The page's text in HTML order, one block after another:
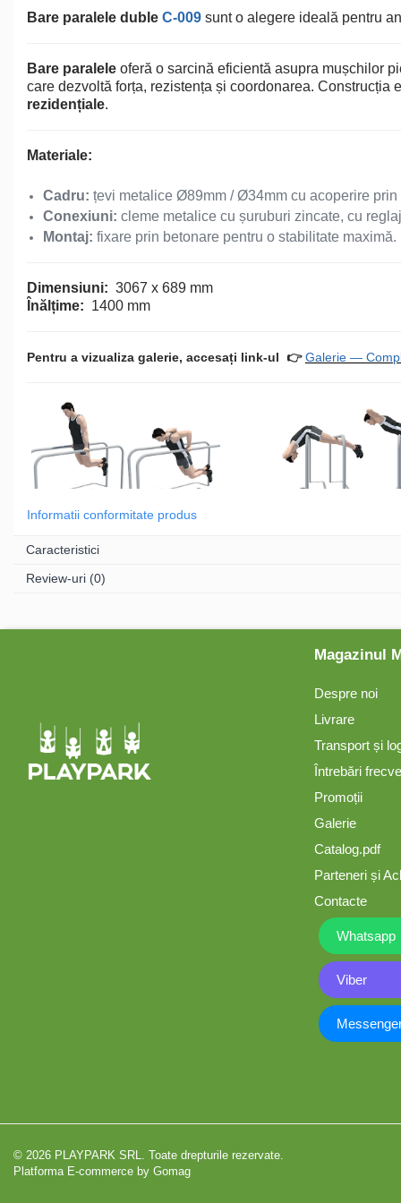
Echipamente de Joacă
copii
Balansoare
Carusele
Mese și bănci pentru copii
Gardulețe
Leagăne suspendate pentru
copii
Bare paralele duble С-009 sunt o alegere ideală pentru
Bare paralele oferă o sarcină eficientă asupra mușchilor
care dezvoltă forța, rezistența și coordonarea.
rezidențiale.
Materiale:
Cadru: țevi metalice Ø89mm / Ø34mm cu acoperire
Conexiuni: cleme metalice cu șuruburi zincate, cu
Montaj: fixare prin betonare pentru o stabilitate maximă.
Dimensiuni: 3067 x 689 mm
Înălțime: 1400 mm
Pentru a vizualiza galerie, accesați link-ul 👉Galerie —
Informatii conformitate produs
Caracteristici
Review-uri (0)
Magazinul
Despre noi
Livrare
Transport și
Întrebări
Promoții
Galerie
Catalog.pdf
Parteneri și
Contacte
Whatsapp
Viber
© 2026 PLAYPARK SRL. Toate drepturile rezervate.
Platforma E-commerce by Gomag